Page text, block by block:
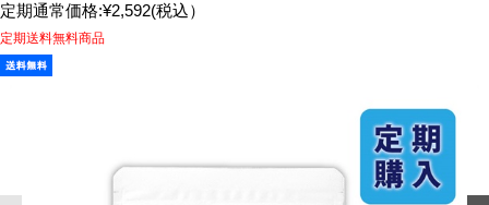
定期通常価格:¥2,592(税込）
定期送料無料商品